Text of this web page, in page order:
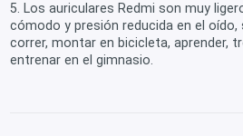
5. Los auriculares Redmi son muy
cómodo y presión reducida en el
correr, montar en bicicleta, aprender,
entrenar en el gimnasio.